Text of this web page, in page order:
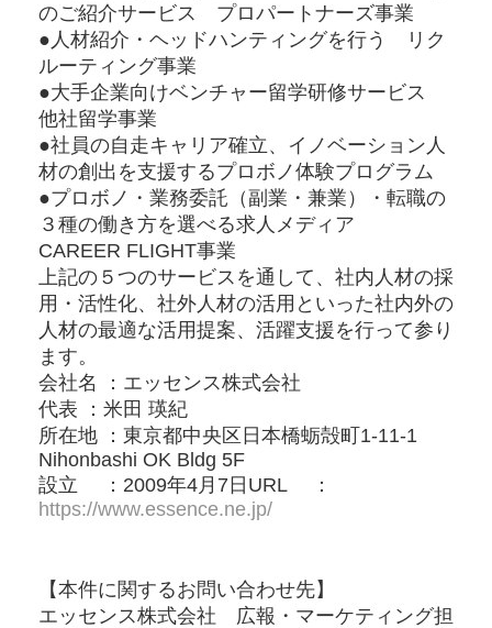
のご紹介サービス プロパートナーズ事業
●人材紹介・ヘッドハンティングを行う リク
ルーティング事業
●大手企業向けベンチャー留学研修サービス
他社留学事業
●社員の自走キャリア確立、イノベーション人
材の創出を支援するプロボノ体験プログラム
●プロボノ・業務委託（副業・兼業）・転職の
３種の働き方を選べる求人メディア
CAREER FLIGHT事業
上記の５つのサービスを通して、社内人材の採
用・活性化、社外人材の活用といった社内外の
人材の最適な活用提案、活躍支援を行って参り
ます。
会社名 ：エッセンス株式会社
代表 ：⽶⽥ 瑛紀
所在地 ：東京都中央区⽇本橋蛎殻町1-11-1
Nihonbashi OK Bldg 5F
設立 ：2009年4⽉7⽇URL ：
https://www.essence.ne.jp/
【本件に関するお問い合わせ先】
エッセンス株式会社 広報・マーケティング担